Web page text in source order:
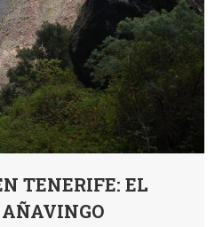
TENERIFE: EL